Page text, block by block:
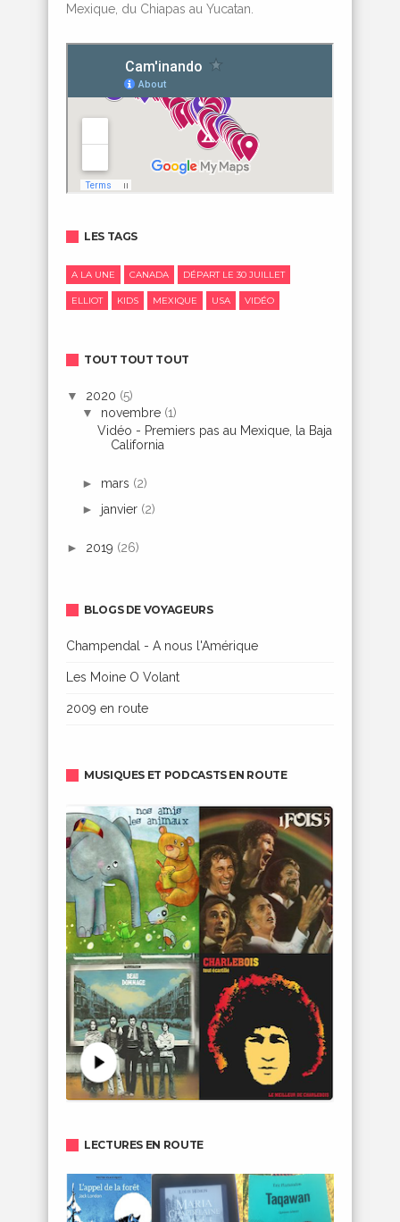
Mexique, du Chiapas au Yucatan.
LES TAGS
A LA UNE CANADA DÉPART LE 30 JUILLET
ELLIOT KIDS MEXIQUE USA VIDÉO
TOUT TOUT TOUT
▼ 2020 (5)
▼ novembre (1)
Vidéo - Premiers pas au Mexique, la Baja
California
► mars (2)
► janvier (2)
► 2019 (26)
BLOGS DE VOYAGEURS
Champendal - A nous l'Amérique
Les Moine O Volant
2009 en route
MUSIQUES ET PODCASTS EN ROUTE
LECTURES EN ROUTE